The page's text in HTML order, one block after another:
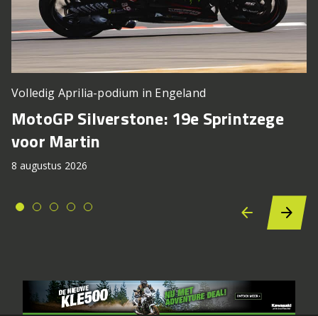
Volledig Aprilia-podium in Engeland
MotoGP Silverstone: 19e Sprintzege
voor Martin
8 augustus 2026